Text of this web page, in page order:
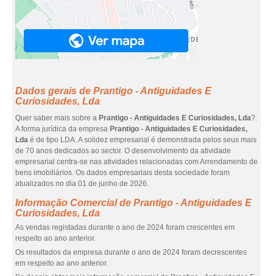
Dados gerais de Prantigo - Antiguidades E
Curiosidades, Lda
Quer saber mais sobre a Prantigo - Antiguidades E Curiosidades, Lda?.
A forma jurídica da empresa Prantigo - Antiguidades E Curiosidades,
Lda é de tipo LDA. A solidez empresarial é demonstrada pelos seus mais
de 70 anos dedicados ao sector. O desenvolvimento da atividade
empresarial centra-se nas atividades relacionadas com Arrendamento de
bens imobiliários. Os dados empresariais desta sociedade foram
atualizados no dia 01 de junho de 2026.
Informação Comercial de Prantigo - Antiguidades E
Curiosidades, Lda
As vendas registadas durante o ano de 2024 foram crescentes em
respeito ao ano anterior.
Os resultados da empresa durante o ano de 2024 foram decrescentes
em respeito ao ano anterior.